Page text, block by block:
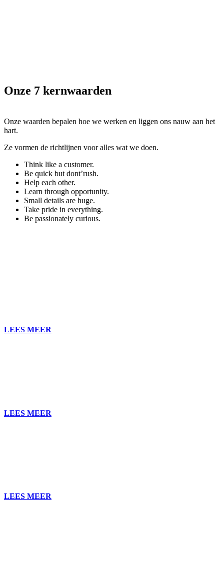
Onze 7 kernwaarden
Onze waarden bepalen hoe we werken en liggen ons nauw aan het
hart.
Ze vormen de richtlijnen voor alles wat we doen.
Think like a customer.
Be quick but dont’rush.
Help each other.
Learn through opportunity.
Small details are huge.
Take pride in everything.
Be passionately curious.
LEES MEER
LEES MEER
LEES MEER